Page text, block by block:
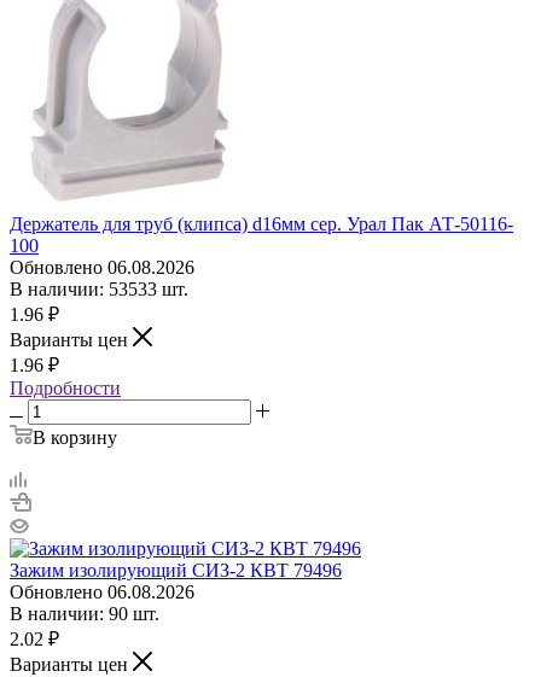
Держатель для труб (клипса) d16мм сер. Урал Пак АТ-50116-
100
Обновлено 06.08.2026
В наличии: 53533 шт.
1.96 ₽
Варианты цен
1.96 ₽
Подробности
В корзину
Зажим изолирующий СИЗ-2 КВТ 79496
Обновлено 06.08.2026
В наличии: 90 шт.
2.02 ₽
Варианты цен